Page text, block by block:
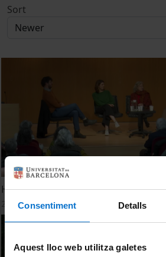
Consentiment Detalls
Aquest lloc web utilitza galetes
Sort
Homenatge a la Dra. Teresa Vinyoles
25 February, 2025